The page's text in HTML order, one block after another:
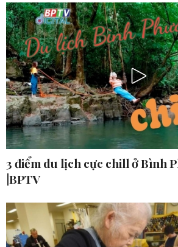
3 điểm du lịch cực chill ở Bình
|BPTV